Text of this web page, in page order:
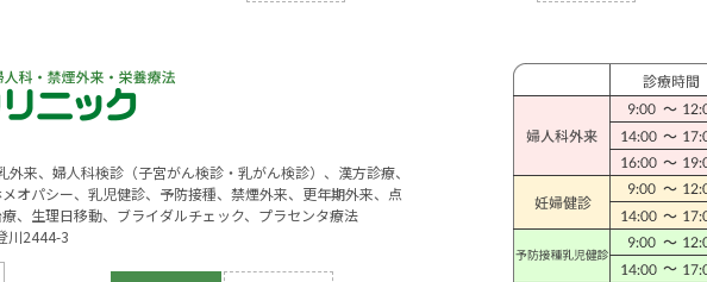
来、婦人科検診（子宮がん検診・乳がん検診）、漢方診療、
オパシー、乳児健診、予防接種、禁煙外来、更年期外来、点
、生理日移動、ブライダルチェック、プラセンタ療法
川2444-3